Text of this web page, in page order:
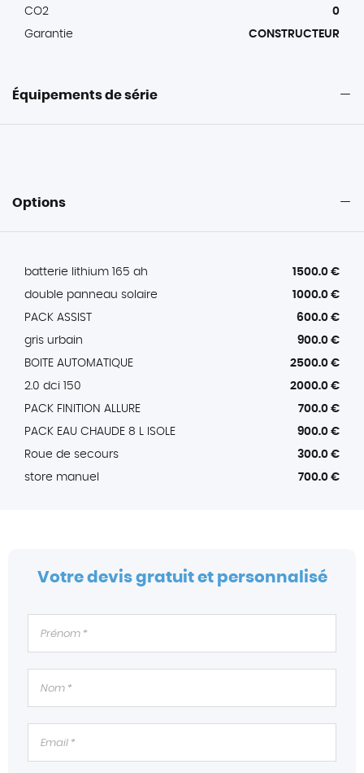
Votre devis gratuit et personnalisé
CO2
0
Garantie
CONSTRUCTEUR
Équipements de série
Options
batterie lithium 165 ah
1500.0 €
double panneau solaire
1000.0 €
PACK ASSIST
600.0 €
gris urbain
900.0 €
BOITE AUTOMATIQUE
2500.0 €
2.0 dci 150
2000.0 €
PACK FINITION ALLURE
700.0 €
PACK EAU CHAUDE 8 L ISOLE
900.0 €
Roue de secours
300.0 €
store manuel
700.0 €